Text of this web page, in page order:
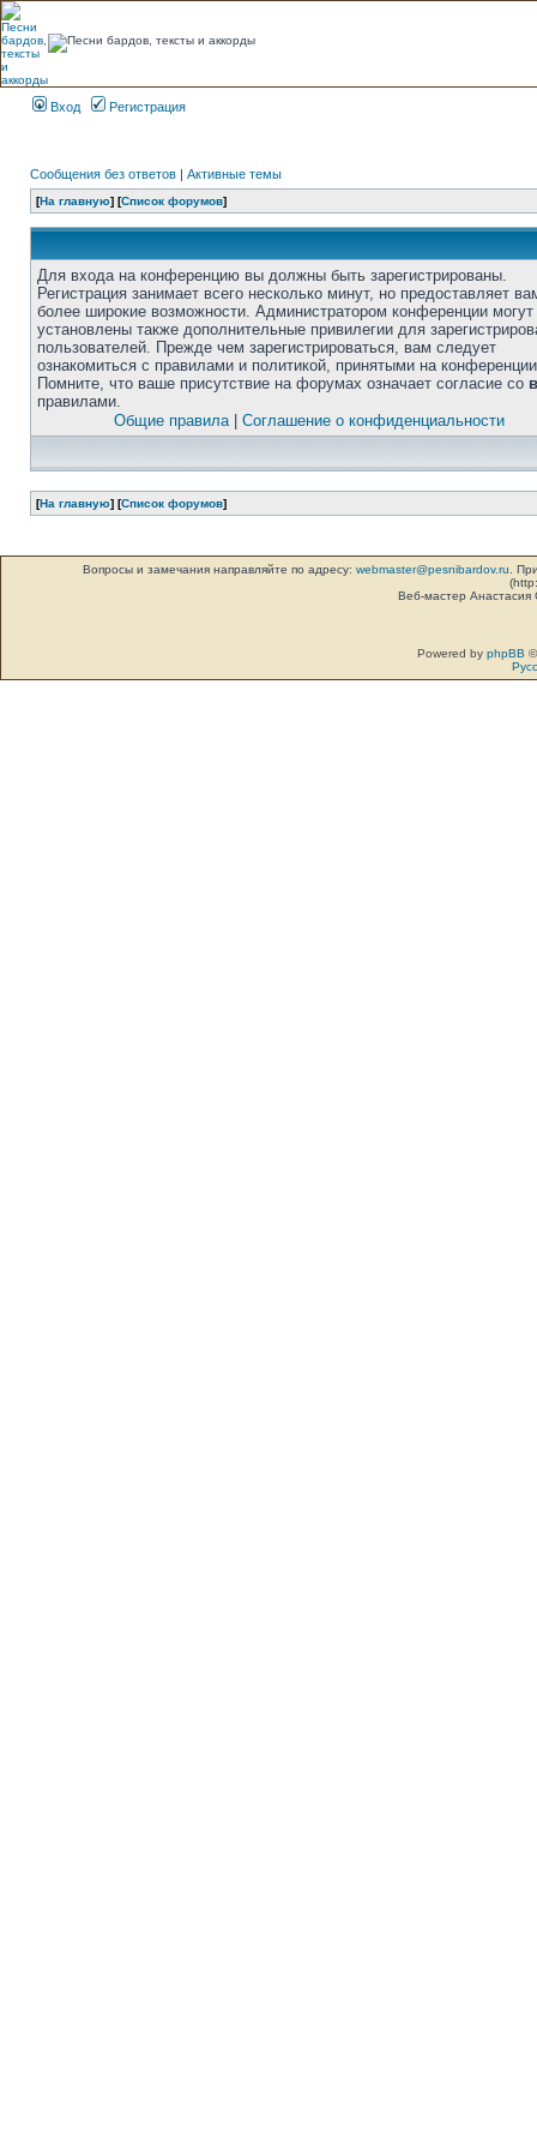
Вход Регистрация
Сообщения без ответов | Активные темы
[На главную] [Список форумов]
Для входа на конференцию вы должны быть зарегистрированы.
Регистрация занимает всего несколько минут, но предоставляет
более широкие возможности. Администратором конференции
установлены также дополнительные привилегии для
пользователей. Прежде чем зарегистрироваться, вам следует
ознакомиться с правилами и политикой, принятыми на
Помните, что ваше присутствие на форумах означает согласие со
правилами.
Общие правила| Соглашение о конфиденциальности
[На главную] [Список форумов]
Вопросы и замечания направляйте по адресу: webmaster@pesnibardov.ru .
Веб-мастер
Powered by phpBB